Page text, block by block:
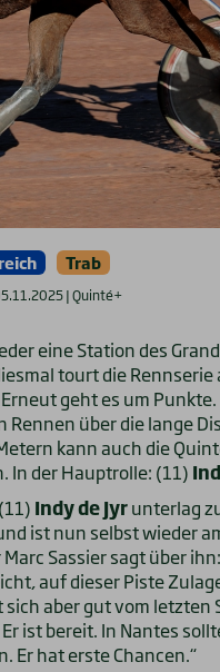
Trab
| Quinté+
eine Station des
tourt die Rennserie
geht es um
Rennen über die lange
kann auch die
In der Hauptrolle: (11)
Indy de Jyrunterlag
ist nun selbst wieder
Sassier sagt über
auf dieser Piste
sich aber gut vom letzten
ist bereit. In Nantes
Er hat erste Chancen.“